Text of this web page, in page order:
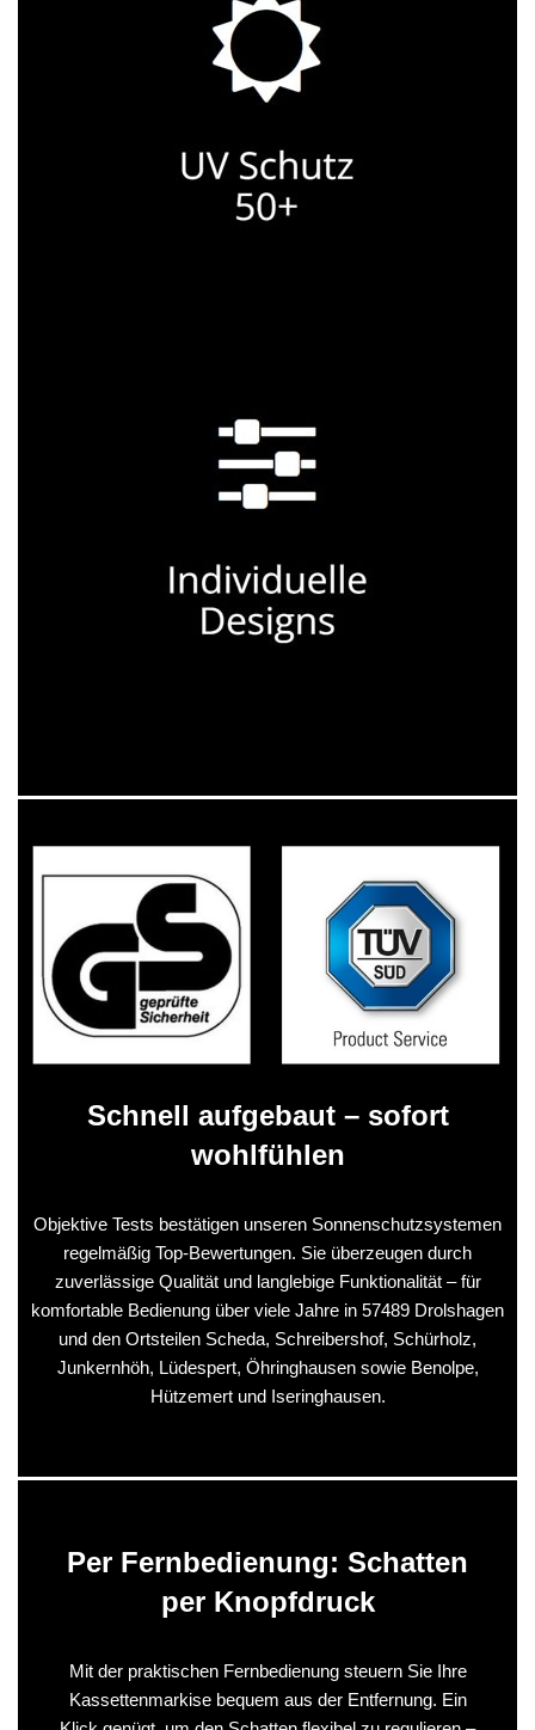
Schnell aufgebaut – sofort
wohlfühlen
Objektive Tests bestätigen unseren Sonnenschutzsystemen
regelmäßig Top-Bewertungen. Sie überzeugen durch
zuverlässige Qualität und langlebige Funktionalität – für
komfortable Bedienung über viele Jahre in 57489 Drolshagen
und den Ortsteilen Scheda, Schreibershof, Schürholz,
Junkernhöh, Lüdespert, Öhringhausen sowie Benolpe,
Hützemert und Iseringhausen.
Per Fernbedienung: Schatten
per Knopfdruck
Mit der praktischen Fernbedienung steuern Sie Ihre
Kassettenmarkise bequem aus der Entfernung. Ein